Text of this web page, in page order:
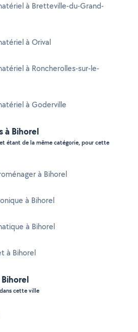
à Bretteville-du-Grand-
à Orival
à Roncherolles-sur-le-
à Goderville
à Bihorel
étant de la même catégorie, pour cette
à Bihorel
à Bihorel
à Bihorel
à Bihorel
cette ville